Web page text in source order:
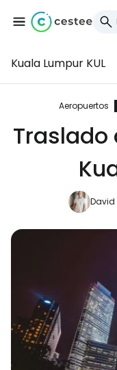
Kuala Lumpur KUL
Aeropuertos
Traslado
David
Iniciar
Cestee
... la